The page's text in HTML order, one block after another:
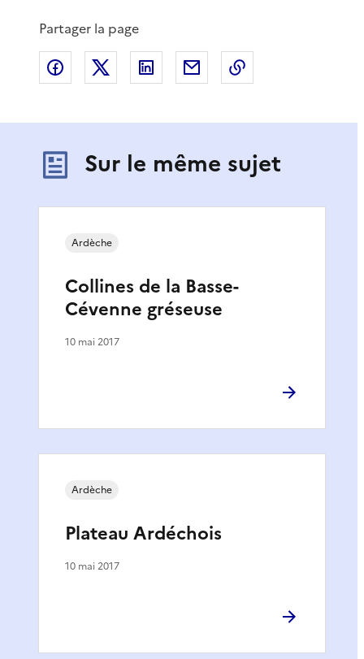
Partager la page
Partager sur Facebook
Partager sur XPartager sur LinkedIn
Partager par email
Sur le même sujet
Collines de la Basse-
Cévenne gréseuse
Ardèche
10 mai 2017
Plateau Ardéchois
Ardèche
10 mai 2017